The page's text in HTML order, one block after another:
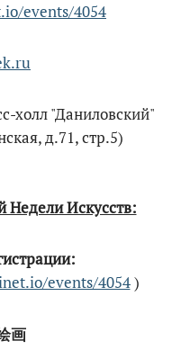
events/4054
холл "Даниловский"
д.71, стр.5)
Недели Искусств:
events/4054)
画